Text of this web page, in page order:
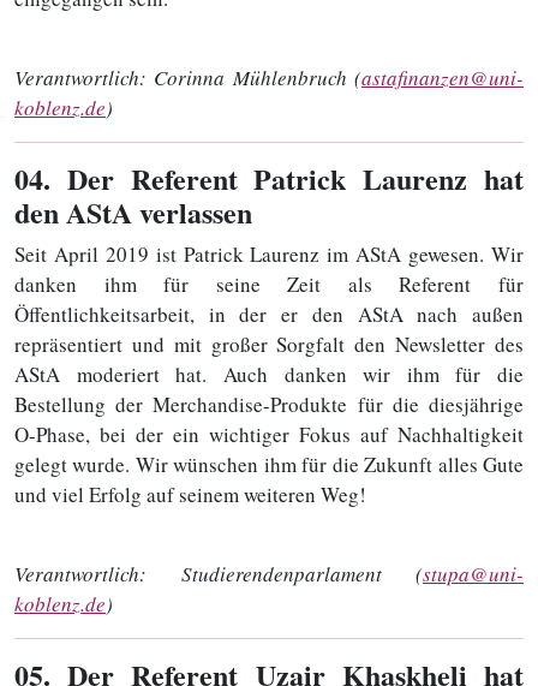
Verantwortlich: Corinna Mühlenbruch (astafinanzen@uni-
koblenz.de)
04. Der Referent Patrick Laurenz hat
den AStA verlassen
Seit April 2019 ist Patrick Laurenz im AStA gewesen. Wir
danken ihm für seine Zeit als Referent für
Öffentlichkeitsarbeit, in der er den AStA nach außen
repräsentiert und mit großer Sorgfalt den Newsletter des
AStA moderiert hat. Auch danken wir ihm für die
Bestellung der Merchandise-Produkte für die diesjährige
O-Phase, bei der ein wichtiger Fokus auf Nachhaltigkeit
gelegt wurde. Wir wünschen ihm für die Zukunft alles Gute
und viel Erfolg auf seinem weiteren Weg!
Verantwortlich: Studierendenparlament (stupa@uni-
koblenz.de)
05. Der Referent Uzair Khaskheli hat